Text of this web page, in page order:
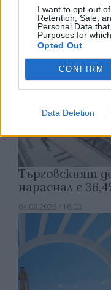
I want to opt-out
Retention, Sale,
Personal Data
Purposes for
Opted Out
CONFIRM
Data Deletion
Търговският
нараснал с
04.08.2026 / 16:00